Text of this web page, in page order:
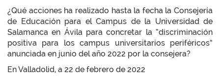
¿Qué acciones ha realizado hasta la fecha la Consejería
de Educación para el Campus de la Universidad de
Salamanca en Ávila para concretar la “discriminación
positiva para los campus universitarios periféricos”
anunciada en junio del año 2022 por la consejera?
En Valladolid, a 22 de febrero de 2022